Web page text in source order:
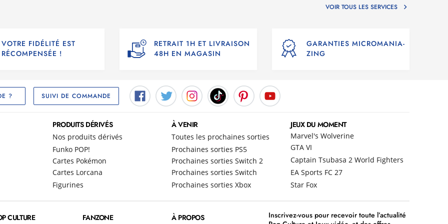
le mode
contenu communautaire, des leçons de danse, Autodances et du nouveau contenu tout au long de l’année !
!
PC Digital) : Après avoir terminé une chorégraphie, le jeu génère automatiquement une “Autodance” – Une mini vidéo de
nécessaire)
!
VOIR TOUS LES SERVICES
VOTRE FIDÉLITÉ EST
RÉCOMPENSÉE !
RETRAIT 1H ET LIVRAISON
48H EN MAGASIN
GARANTIES MICROMANIA-
ZING
? SUIVI DE COMMANDE
PRODUITS DÉRIVÉS
Nos produits dérivés
Funko POP!
Cartes Pokémon
Cartes Lorcana
Figurines
À VENIR
Toutes les prochaines sorties
Prochaines sorties PS5
Prochaines sorties Switch 2
Prochaines sorties Switch
Prochaines sorties Xbox
JEUX DU MOMENT
Marvel's Wolverine
GTA VI
Captain Tsubasa 2 World Fighters
EA Sports FC 27
Star Fox
CULTURE FANZONE À PROPOS
Inscrivez-vous pour recevoir toute l’actualité